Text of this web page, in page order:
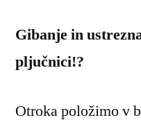
Gibanje in
pljučnici!?
Otroka položimo v